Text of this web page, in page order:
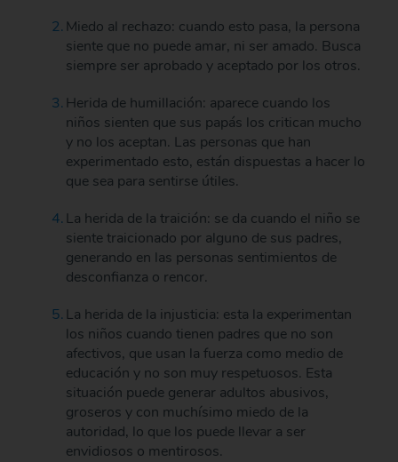
Miedo al rechazo: cuando esto pasa, la persona
siente que no puede amar, ni ser amado. Busca
siempre ser aprobado y aceptado por los otros.
Herida de humillación: aparece cuando los
niños sienten que sus papás los critican mucho
y no los aceptan. Las personas que han
experimentado esto, están dispuestas a hacer lo
que sea para sentirse útiles.
La herida de la traición: se da cuando el niño se
siente traicionado por alguno de sus padres,
generando en las personas sentimientos de
desconfianza o rencor.
La herida de la injusticia: esta la experimentan
los niños cuando tienen padres que no son
afectivos, que usan la fuerza como medio de
educación y no son muy respetuosos. Esta
situación puede generar adultos abusivos,
groseros y con muchísimo miedo de la
autoridad, lo que los puede llevar a ser
envidiosos o mentirosos.